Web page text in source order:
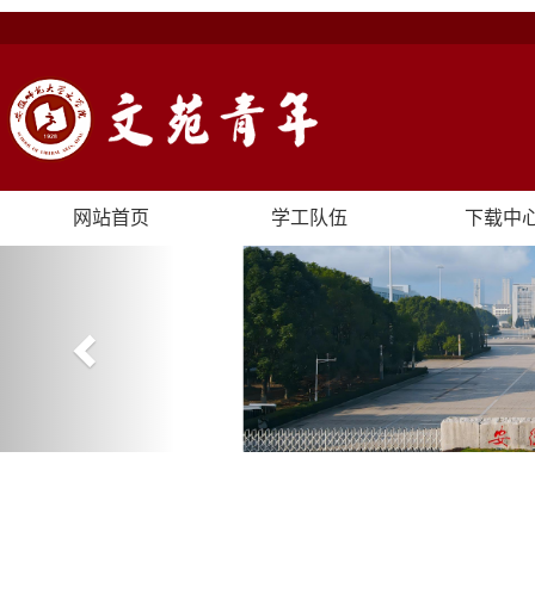
网站首页 学工队伍 下载中